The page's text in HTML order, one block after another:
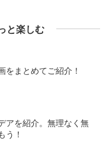
と楽しむ
をまとめてご紹介！
アを紹介。無理なく無
う！